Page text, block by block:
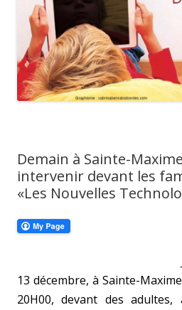
Demain à Sainte-
intervenir devant les
«Les Nouvelles
13 décembre, à Sainte-
20H00, devant des